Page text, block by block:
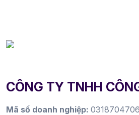
CÔNG TY TNHH
Mã số doanh nghiệp: 0318704706